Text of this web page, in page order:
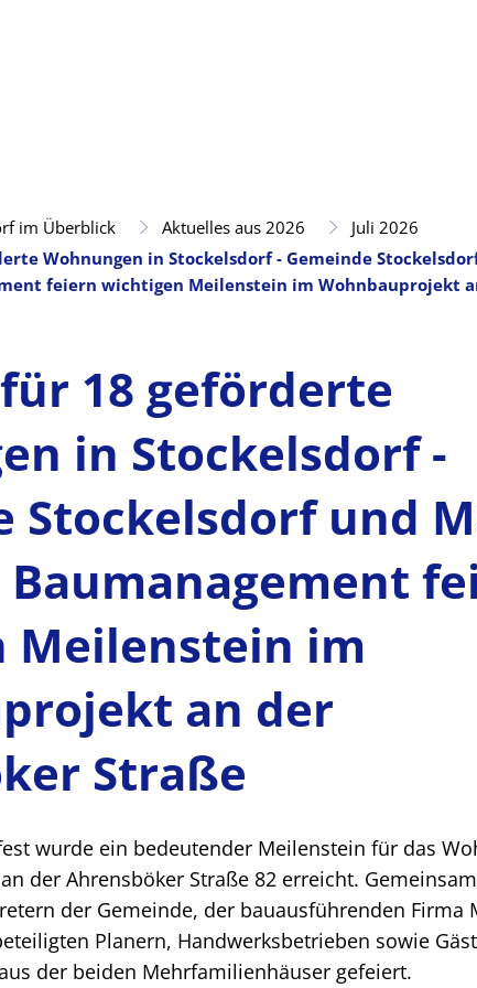
im Überblick Aktuelles aus 2026
Juli 2026
Wohnungen in Stockelsdorf - Gemeinde
feiern wichtigen Meilenstein im Wohnbauprojekt
18 geförderte
in Stockelsdorf -
Stockelsdorf und
Meilenstein im
an der
Straße
wurde ein bedeutender Meilenstein für das
der Ahrensböker Straße 82 erreicht.
der Gemeinde, der bauausführenden Firma
Planern, Handwerksbetrieben sowie
der beiden Mehrfamilienhäuser gefeiert.